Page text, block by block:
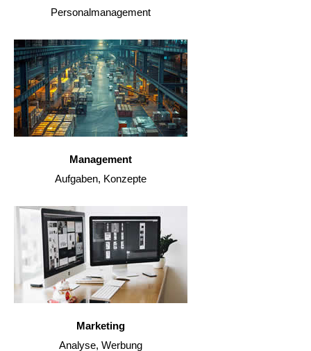
Personalmanagement
Management
Aufgaben, Konzepte
Marketing
Analyse, Werbung